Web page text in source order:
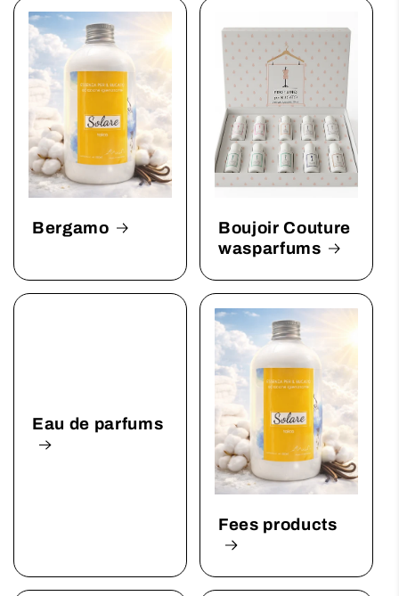
Bergamo
Boujoir Couture
wasparfums
Eau de parfums
Fees products